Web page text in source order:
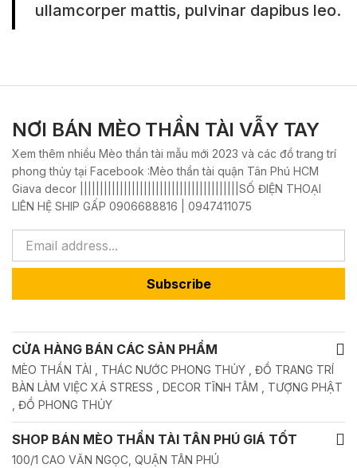
ullamcorper mattis, pulvinar dapibus leo.
NƠI BÁN MÈO THẦN TÀI VẪY TAY
Xem thêm nhiều Mèo thần tài mẫu mới 2023 và các đồ trang trí
phong thủy tại Facebook :Mèo thần tài quận Tân Phú HCM
Giava decor ||||||||||||||||||||||||||||||||||||||||SỐ ĐIỆN THOẠI
LIÊN HỆ SHIP GẤP 0906688816 | 0947411075
Subscribe
CỬA HÀNG BÁN CÁC SẢN PHẨM
MÈO THẦN TÀI , THÁC NƯỚC PHONG THỦY , ĐỒ TRANG TRÍ
BÀN LÀM VIỆC XẢ STRESS , DECOR TĨNH TÂM , TƯỢNG PHẬT
, ĐỒ PHONG THỦY
SHOP BÁN MÈO THẦN TÀI TÂN PHÚ GIÁ TỐT
100/1 CAO VĂN NGỌC, QUẬN TÂN PHÚ